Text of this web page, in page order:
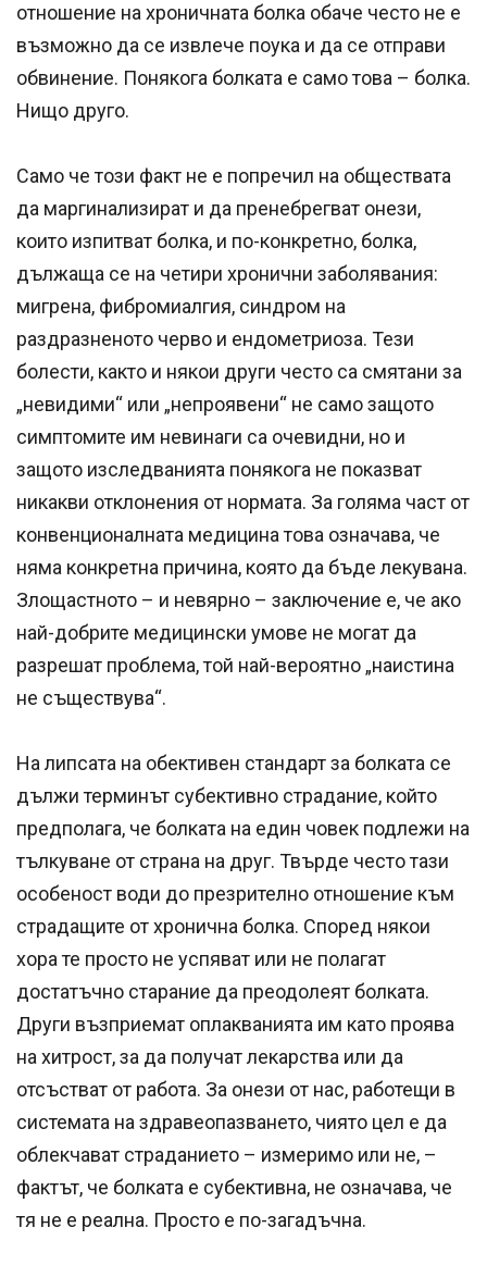
отношение на хроничната болка обаче често не е
възможно да се извлече поука и да се отправи
обвинение. Понякога болката е само това – болка.
Нищо друго.
Само че този факт не е попречил на обществата
да маргинализират и да пренебрегват онези,
които изпитват болка, и по-конкретно, болка,
дължаща се на четири хронични заболявания:
мигрена, фибромиалгия, синдром на
раздразненото черво и ендометриоза. Тези
болести, както и някои други често са смятани за
„невидими“ или „непроявени“ не само защото
симптомите им невинаги са очевидни, но и
защото изследванията понякога не показват
никакви отклонения от нормата. За голяма част от
конвенционалната медицина това означава, че
няма конкретна причина, която да бъде лекувана.
Злощастното – и невярно – заключение е, че ако
най-добрите медицински умове не могат да
разрешат проблема, той най-вероятно „наистина
не съществува“.
На липсата на обективен стандарт за болката се
дължи терминът субективно страдание, който
предполага, че болката на един човек подлежи на
тълкуване от страна на друг. Твърде често тази
особеност води до презрително отношение към
страдащите от хронична болка. Според някои
хора те просто не успяват или не полагат
достатъчно старание да преодолеят болката.
Други възприемат оплакванията им като проява
на хитрост, за да получат лекарства или да
отсъстват от работа. За онези от нас, работещи в
системата на здравеопазването, чиято цел е да
облекчават страданието – измеримо или не, –
фактът, че болката е субективна, не означава, че
тя не е реална. Просто е по-загадъчна.